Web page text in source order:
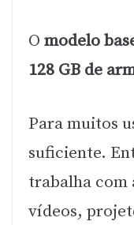
O modelo
128 GB de
Para muitos
suficiente.
trabalha com
vídeos,